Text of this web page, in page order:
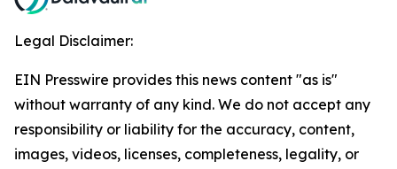
Legal Disclaimer:
EIN Presswire provides this news content "as is"
without warranty of any kind. We do not accept any
responsibility or liability for the accuracy, content,
images, videos, licenses, completeness, legality, or